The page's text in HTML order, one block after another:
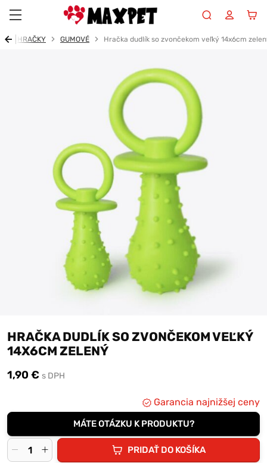
HRAČKY GUMOVÉ Hračka dudlík so zvončekom veľký 14x6cm
HRAČKA DUDLÍK SO ZVONČEKOM VEĽKÝ
14X6CM ZELENÝ
1,90 € s DPH
Garancia najnižšej ceny
MÁTE OTÁZKU K PRODUKTU?
PRIDAŤ DO KOŠÍKA